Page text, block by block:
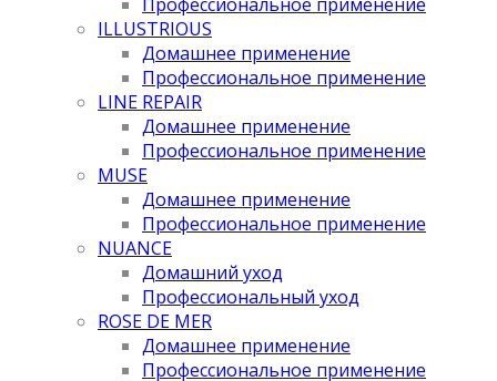
ILLUSTRIOUS
Домашнее применение
Профессиональное применение
LINE REPAIR
Домашнее применение
Профессиональное применение
MUSE
Домашнее применение
Профессиональное применение
NUANCE
Домашний уход
Профессиональный уход
ROSE DE MER
Домашнее применение
Профессиональное применение